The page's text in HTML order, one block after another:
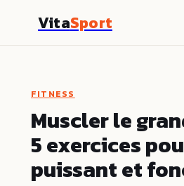
VitaSport
Nutrition
Sport
Santé
FITNESS
Muscler le
5 exercices
puissant et